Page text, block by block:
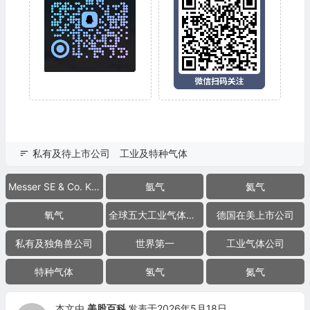
私有及待上市公司 工业及特种气体
Messer SE & Co. KGaA 氩气 氦气
氧气 全球五大工业气体公司 德国在美上市公司
私有及独角兽公司 世界第一 工业气体公司
特种气体 氢气 氮气